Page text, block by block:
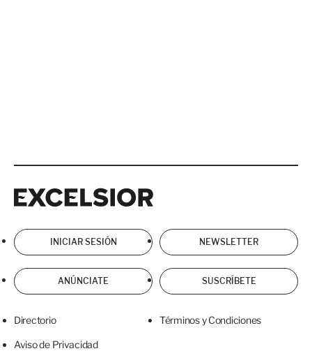
INICIAR SESIÓN NEWSLETTER
ANÚNCIATE SUSCRÍBETE
Directorio Términos y Condiciones
Aviso de Privacidad